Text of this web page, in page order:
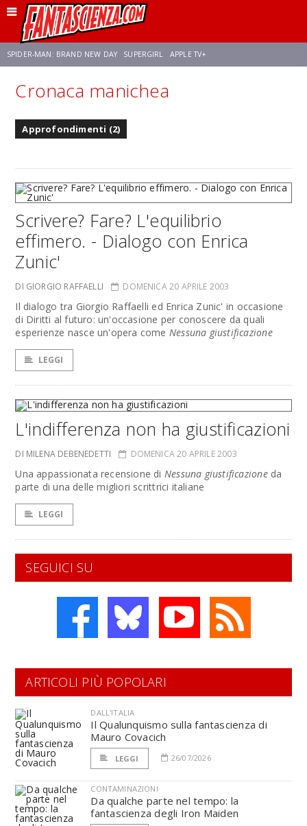
SPIDER-MAN: BRAND NEW DAY SUPERGIRL APPLE TV+
FRANCO RICCIARDIELLO ZENDAYA STAR TREK
Cronaca manichea
Approfondimenti (2)
Scrivere? Fare? L'equilibrio
effimero. - Dialogo con Enrica
Zunic'
DI GIORGIO RAFFAELLI DOMENICA 20 APRILE 2003
Il dialogo tra Giorgio Raffaelli ed Enrica Zunic' in occasione
di Diritti al futuro: un'occasione per conoscere da quali
esperienze nasce un'opera come Nessuna giustificazione
LEGGI
L'indifferenza non ha giustificazioni
DI MILENA DEBENEDETTI DOMENICA 20 APRILE 2003
Una appassionata recensione di Nessuna giustificazioneda
parte di una delle migliori scrittrici italiane
LEGGI
SEGUICI SU
ARTICOLI PIÙ POPOLARI
DALL'ITALIA
Il Qualunquismo sulla fantascienza di
Mauro Covacich
LEGGI 26/07/2026
CONTAMINAZIONI
Da qualche parte nel tempo: la
fantascienza degli Iron Maiden